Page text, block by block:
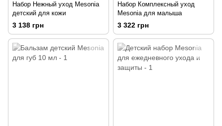
Набор Нежный уход Mesonia
детский для кожи
3 138 грн
Набор Комплексный уход
Mesonia для малыша
3 322 грн